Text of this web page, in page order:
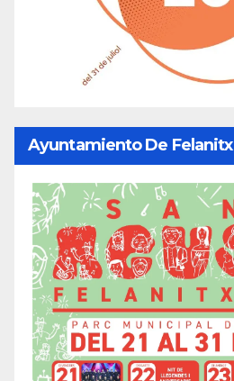
Ayuntamiento De Felanitx